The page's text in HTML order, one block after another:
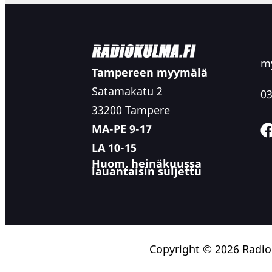
kuuntelijalle, joka haluaa referenssiluokan
Tampereen myymälä
Satamakatu 2
33200 Tampere
MA-PE 9-17
LA 10-15
Huom. heinäkuussa
lauantaisin suljettu
Copyright © 2026